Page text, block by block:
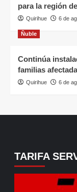
para la región
Quirihue 6 de
Ñuble
Continúa
familias
Quirihue 6 de
TARIFA